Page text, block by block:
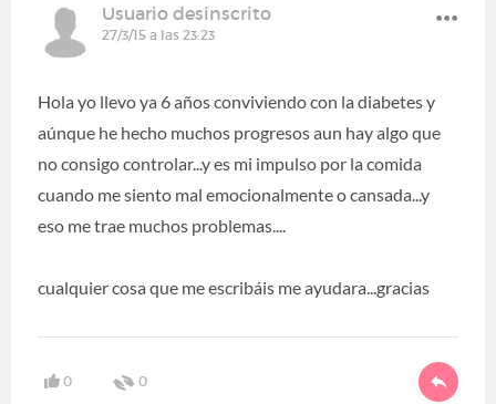
Usuario desinscrito
27/3/15 a las 23:23
Hola yo llevo ya 6 años conviviendo con la diabetes y
aúnque he hecho muchos progresos aun hay algo que
no consigo controlar...y es mi impulso por la comida
cuando me siento mal emocionalmente o cansada...y
eso me trae muchos problemas....
cualquier cosa que me escribáis me ayudara...gracias
0 0